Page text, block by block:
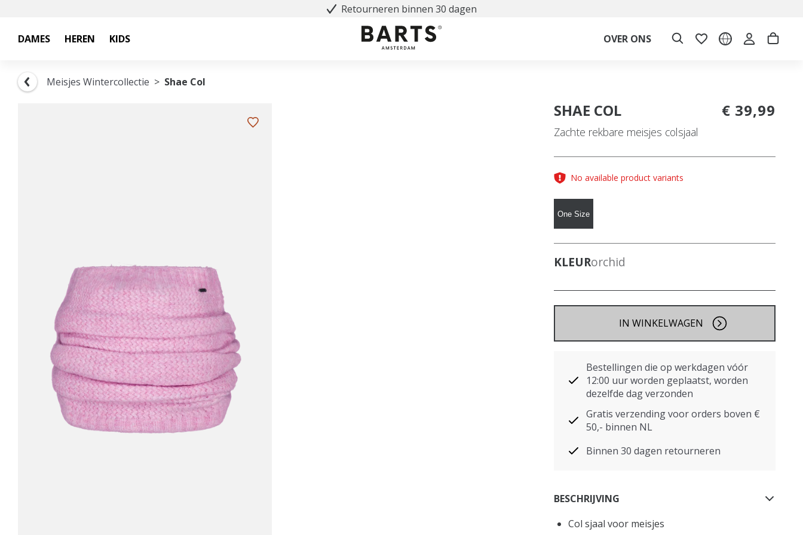
Retourneren binnen 30 dagen
DAMES HEREN KIDS OVER ONS
Meisjes Wintercollectie Shae Col
SHAE COL
Zachte rekbare meisjes colsjaal
€ 39,99
No available product variants
One Size
KLEURorchid
IN WINKELWAGEN
Bestellingen die op werkdagen vóór
12:00 uur worden geplaatst, worden
dezelfde dag verzonden
Gratis verzending voor orders boven €
50,- binnen NL
Binnen 30 dagen retourneren
BESCHRIJVING
Col sjaal voor meisjes